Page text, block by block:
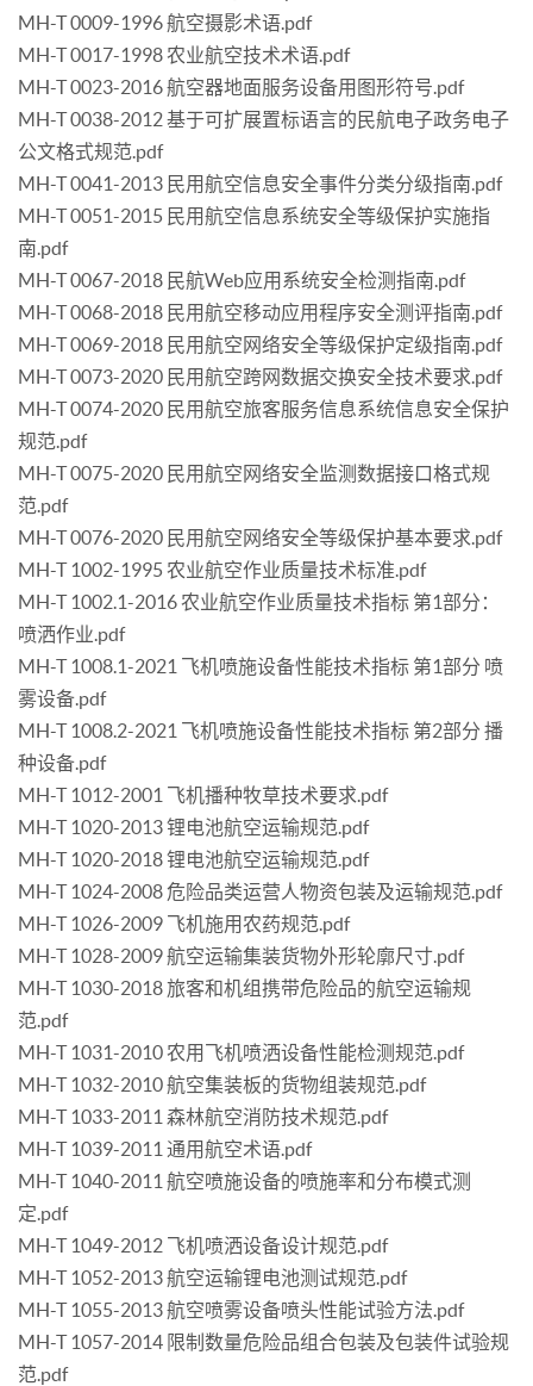
MH-T 0009-1996 航空摄影术语.pdf
MH-T 0017-1998 农业航空技术术语.pdf
MH-T 0023-2016 航空器地面服务设备用图形符号.pdf
MH-T 0038-2012 基于可扩展置标语言的民航电子政务电子
公文格式规范.pdf
MH-T 0041-2013 民用航空信息安全事件分类分级指南.pdf
MH-T 0051-2015 民用航空信息系统安全等级保护实施指
南.pdf
MH-T 0067-2018 民航Web应用系统安全检测指南.pdf
MH-T 0068-2018 民用航空移动应用程序安全测评指南.pdf
MH-T 0069-2018 民用航空网络安全等级保护定级指南.pdf
MH-T 0073-2020 民用航空跨网数据交换安全技术要求.pdf
MH-T 0074-2020 民用航空旅客服务信息系统信息安全保护
规范.pdf
MH-T 0075-2020 民用航空网络安全监测数据接口格式规
范.pdf
MH-T 0076-2020 民用航空网络安全等级保护基本要求.pdf
MH-T 1002-1995 农业航空作业质量技术标准.pdf
MH-T 1002.1-2016 农业航空作业质量技术指标 第1部分：
喷洒作业.pdf
MH-T 1008.1-2021 飞机喷施设备性能技术指标 第1部分 喷
雾设备.pdf
MH-T 1008.2-2021 飞机喷施设备性能技术指标 第2部分 播
种设备.pdf
MH-T 1012-2001 飞机播种牧草技术要求.pdf
MH-T 1020-2013 锂电池航空运输规范.pdf
MH-T 1020-2018 锂电池航空运输规范.pdf
MH-T 1024-2008 危险品类运营人物资包装及运输规范.pdf
MH-T 1026-2009 飞机施用农药规范.pdf
MH-T 1028-2009 航空运输集装货物外形轮廓尺寸.pdf
MH-T 1030-2018 旅客和机组携带危险品的航空运输规
范.pdf
MH-T 1031-2010 农用飞机喷洒设备性能检测规范.pdf
MH-T 1032-2010 航空集装板的货物组装规范.pdf
MH-T 1033-2011 森林航空消防技术规范.pdf
MH-T 1039-2011 通用航空术语.pdf
MH-T 1040-2011 航空喷施设备的喷施率和分布模式测
定.pdf
MH-T 1049-2012 飞机喷洒设备设计规范.pdf
MH-T 1052-2013 航空运输锂电池测试规范.pdf
MH-T 1055-2013 航空喷雾设备喷头性能试验方法.pdf
MH-T 1057-2014 限制数量危险品组合包装及包装件试验规
范.pdf